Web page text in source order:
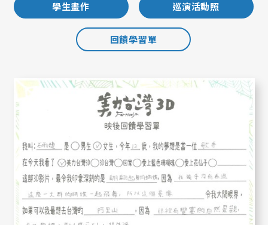
學生畫作 巡演活動照
回饋學習單